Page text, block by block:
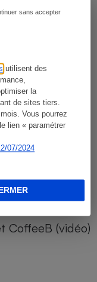
utilisent des
la
de sites tiers.
Vous pourrez
lien « paramétrer
07/2024
sans accepter
CoffeeB (vidéo)